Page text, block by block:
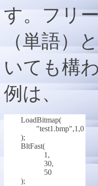
す。フリ
（単語）
いても構
例は、
LoadBitmap(
"test1.bmp",1,0
);
BltFast(
1,
30,
50
);